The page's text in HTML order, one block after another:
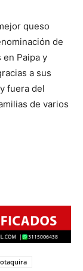
queso
de
en Paipa y
a sus
fuera del
de varios